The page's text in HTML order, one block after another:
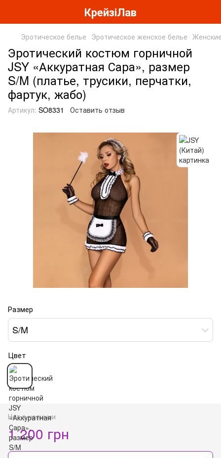
КрейзіЛав
Эротическое белье Эротическое женское белье
Эротический костюм горничной
JSY «Аккуратная Сара», размер
S/M (платье, трусики, перчатки,
фартук, жабо)
Артикул: SO8331 Оставить отзыв
Размер
S/M
Цвет
Нет в наличии
1 200 грн